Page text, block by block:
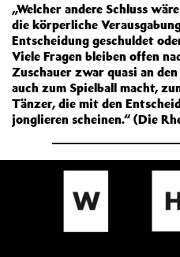
„Welcher andere Schluss
die körperliche
Entscheidung geschuldet
Viele Fragen bleiben offen
Zuschauer zwar quasi an
auch zum Spielball macht,
Tänzer, die mit den
jonglieren scheinen.“ (Die